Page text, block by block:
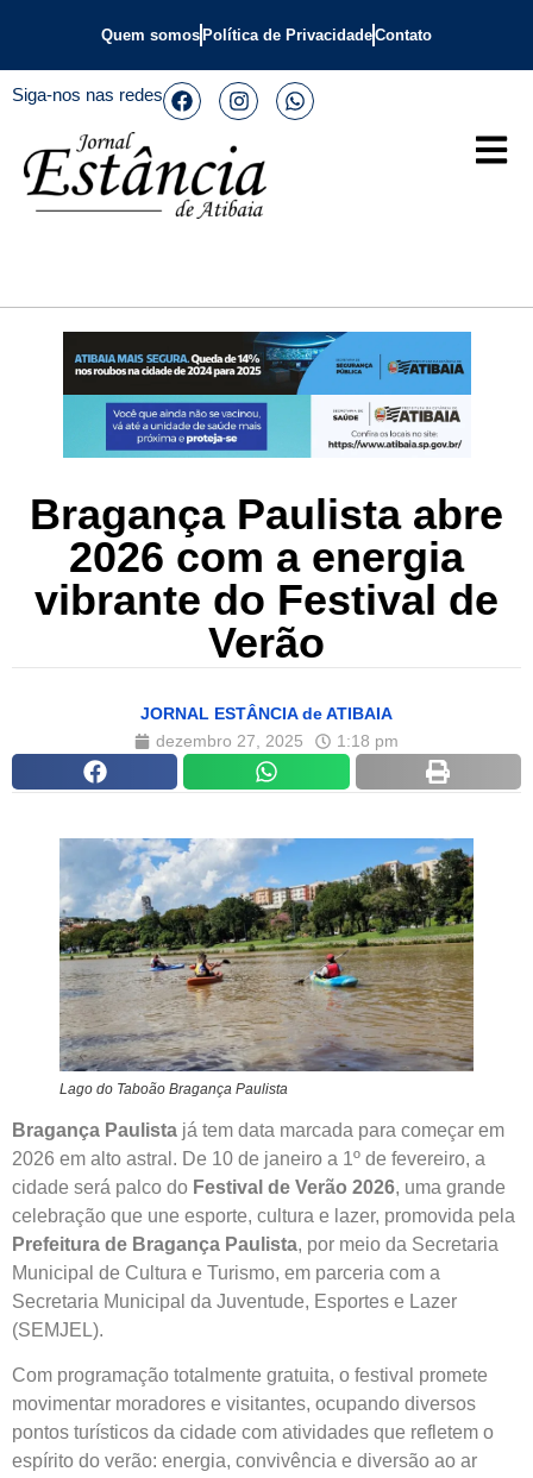
Quem somos Política de PrivacidadeContato
Siga-nos nas redes
Bragança Paulista abre
2026 com a energia
vibrante do Festival de
Verão
JORNAL ESTÂNCIA de ATIBAIA
dezembro 27, 2025
1:18 pm
Lago do Taboão Bragança Paulista
Bragança Paulista já tem data marcada para começar em
2026 em alto astral. De 10 de janeiro a 1º de fevereiro, a
cidade será palco do Festival de Verão 2026, uma grande
celebração que une esporte, cultura e lazer, promovida pela
Prefeitura de Bragança Paulista, por meio da Secretaria
Municipal de Cultura e Turismo, em parceria com a
Secretaria Municipal da Juventude, Esportes e Lazer
(SEMJEL).
Com programação totalmente gratuita, o festival promete
movimentar moradores e visitantes, ocupando diversos
pontos turísticos da cidade com atividades que refletem o
espírito do verão: energia, convivência e diversão ao ar